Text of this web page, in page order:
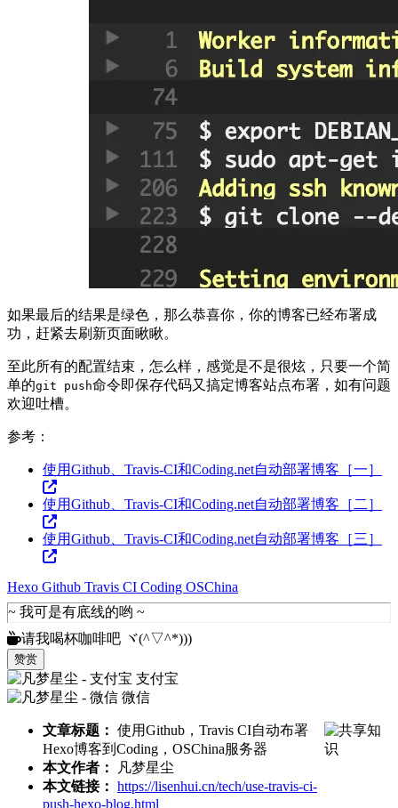
如果最后的结果是绿色，那么恭喜你，你的博客已经布署成
功，赶紧去刷新页面瞅瞅。
至此所有的配置结束，怎么样，感觉是不是很炫，只要一个简
单的git push命令即保存代码又搞定博客站点布署，如有问题
欢迎吐槽。
参考：
使用Github、Travis-CI和Coding.net自动部署博客［一］
使用Github、Travis-CI和Coding.net自动部署博客［二］
使用Github、Travis-CI和Coding.net自动部署博客［三］
Hexo Github Travis CI Coding OSChina
请我喝杯咖啡吧 ヾ(^▽^*)))
赞赏
支付宝
微信
文章标题： 使用Github，Travis CI自动布署
Hexo博客到Coding，OSChina服务器
本文作者：
凡梦星尘
本文链接： https://lisenhui.cn/tech/use-travis-ci-
push-hexo-blog.html